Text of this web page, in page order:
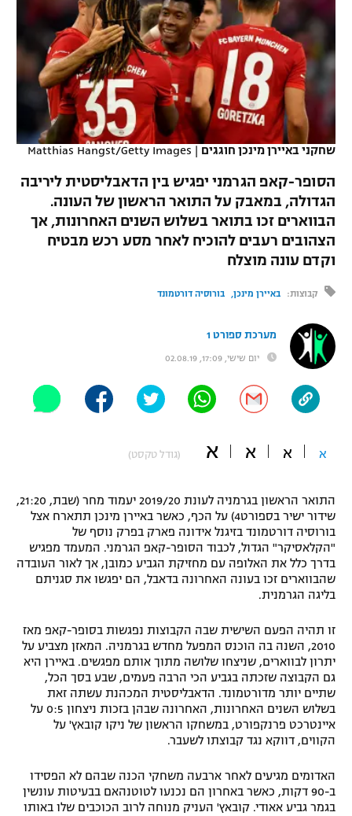
VOD
רץ ברשת
תוצאות
לוח שידורים
ברחבה
"מעל הליגה" – פודקאסט
"מחצית בשכונה" – פודקאסט
תקנון עבור פעילות אלקטרה
תקנון עבור פעילות ספורט 1 – "מרלן"
גיימינג E-Sports
תנאי שימוש
מדיניות פרטיות
תקנון פעילות ספורט 1
רשיון להקרנה פומבית לבית עסק
לוח דרושים – ג'ובנט
נבחרת ישראל
מכבי חיפה
בית"ר ירושלים
מכבי תל אביב
הפועל חיפה
הפועל באר שבע
מכבי נתניה
בני יהודה
ליגה ספרדית
ליגה איטלקית
ליגה צרפתית
ליגה הולנדית
ליגה טורקית
ליגה סינית
ליגה ברזילאית
ליגות נוספות
כדורסל נשים
מכבי תל אביב
הפועל חולון
הפועל ירושלים
יורוליג
יורוקאפ
טניס
כדוריד
כדורעף
שחייה
ג'ודו
אגרוף
ספורט אולימפי
היאבקות WWE
אופניים
כדורמים
פוטבול אמריקאי NFL
בייסבול MLB
ספורט אתגרי ואקסטרים
גיימינג E-Sports
שחקני באיירן מינכן חוגגים |
Matthias Hangst/Getty Images
הסופר-קאפ הגרמני יפגיש בין הדאבליסטית ליריבה
הגדולה, במאבק על התואר הראשון של העונה.
הבווארים זכו בתואר בשלוש השנים האחרונות, אך
הצהובים רעבים להוכיח לאחר מסע רכש מבטיח
וקדם עונה מוצלח
קבוצות: באיירן מינכן בורוסיה דורטמונד
מערכת ספורט 1
יום שישי, 17:09, 02.08.19
א א א א (גודל טקסט)
התואר הראשון בגרמניה לעונת 2019/20 יעמוד מחר (שבת, 21:20,
שידור ישיר בספורט4) על הכף, כאשר באיירן מינכן תתארח אצל
בורוסיה דורטמונד בזיגנל אידונה פארק בפרק נוסף של
"הקלאסיקר" הגדול, לכבוד הסופר-קאפ הגרמני. המעמד מפגיש
בדרך כלל את האלופה עם מחזיקת הגביע כמובן, אך לאור העובדה
שהבווארים זכו בעונה האחרונה בדאבל, הם יפגשו את סגניתם
בליגה הגרמנית.
זו תהיה הפעם השישית שבה הקבוצות נפגשות בסופר-קאפ מאז
2010, השנה בה הוכנס המפעל מחדש בגרמניה. המאזן מצביע על
יתרון לבווארים, שניצחו שלושה מתוך אותם מפגשים. באיירן היא
גם הקבוצה שזכתה בגביע הכי הרבה פעמים, שבע בסך הכל,
שתיים יותר מדורטמונד. הדאבליסטית המכהנת עשתה זאת
בשלוש השנים האחרונות, האחרונה שבהן בזכות ניצחון 0:5 על
איינטרכט פרנקפורט, במשחקו הראשון של ניקו קובאץ' על
הקווים, דווקא נגד קבוצתו לשעבר.
האדומים מגיעים לאחר ארבעה משחקי הכנה שבהם לא הפסידו
ב-90 דקות, כאשר באחרון הם נכנעו לטוטנהאם בבעיטות עונשין
בגמר גביע אאודי. קובאץ' העניק מנוחה לרוב הכוכבים שלו באותו